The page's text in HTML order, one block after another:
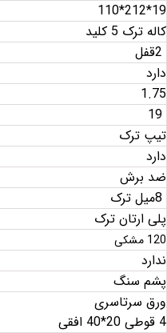
110*212*19
کاله ترک 5 کلید
2قفل
دارد
1.75
19
تیپ ترک
دارد
ضد برش
8میل ترک
پلی ارتان ترک
120 مشکی
ندارد
پشم سنگ
ورق سرتاسری
4 قوطی 20*40 افقی